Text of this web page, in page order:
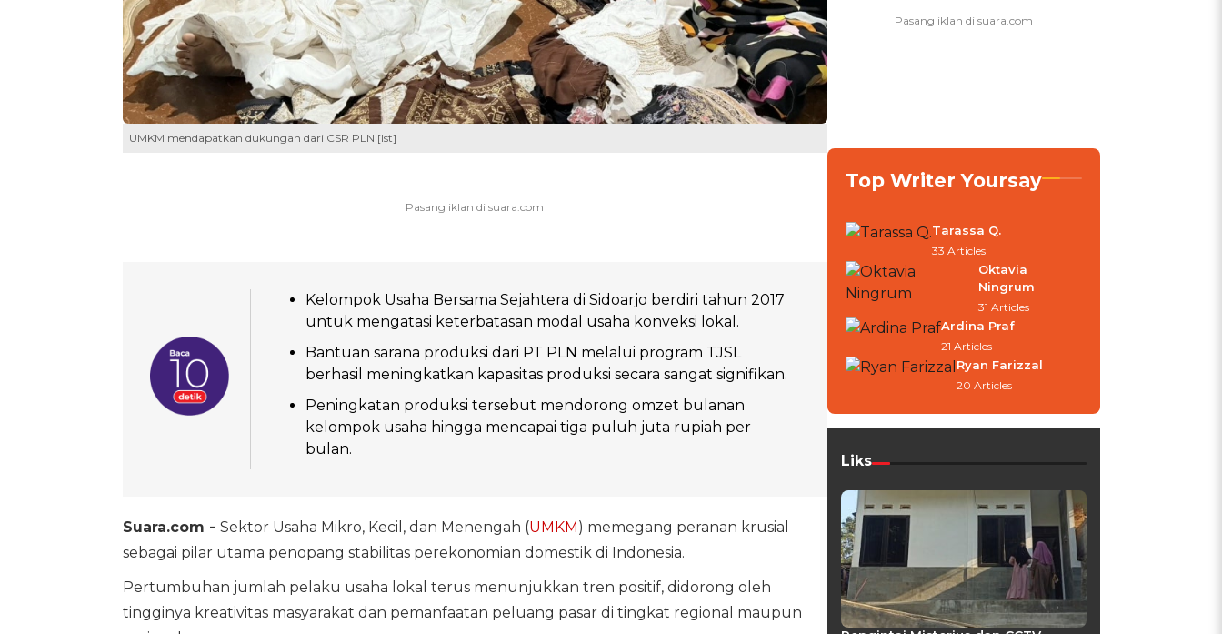
UMKM mendapatkan dukungan dari CSR PLN [Ist]
Kelompok Usaha Bersama Sejahtera di Sidoarjo berdiri tahun 2017
untuk mengatasi keterbatasan modal usaha konveksi lokal.
Bantuan sarana produksi dari PT PLN melalui program TJSL
berhasil meningkatkan kapasitas produksi secara sangat signifikan.
Peningkatan produksi tersebut mendorong omzet bulanan
kelompok usaha hingga mencapai tiga puluh juta rupiah per
bulan.
Suara.com - Sektor Usaha Mikro, Kecil, dan Menengah (UMKM) memegang peranan krusial
sebagai pilar utama penopang stabilitas perekonomian domestik di Indonesia.
Pertumbuhan jumlah pelaku usaha lokal terus menunjukkan tren positif, didorong oleh
tingginya kreativitas masyarakat dan pemanfaatan peluang pasar di tingkat regional maupun
Top Writer Yoursay
Tarassa Q.
33 Articles
Oktavia
Ningrum
31 Articles
Ardina Praf
21 Articles
Ryan Farizzal
20 Articles
Liks